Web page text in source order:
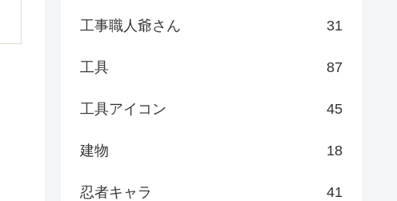
工事職人爺さん 31
工具 87
工具アイコン 45
建物 18
忍者キャラ 41